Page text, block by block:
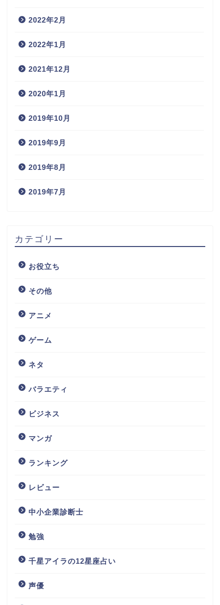
2022年2月
2022年1月
2021年12月
2020年1月
2019年10月
2019年9月
2019年8月
2019年7月
カテゴリー
お役立ち
その他
アニメ
ゲーム
ネタ
バラエティ
ビジネス
マンガ
ランキング
レビュー
中小企業診断士
勉強
千星アイラの12星座占い
声優